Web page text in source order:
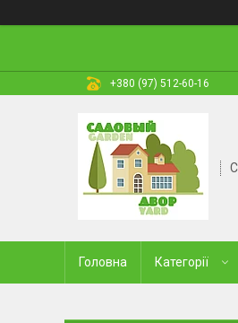
+380 (97) 512-60-16
Головна Категорії